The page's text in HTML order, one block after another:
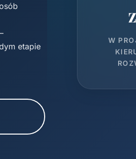
–
etapie
W